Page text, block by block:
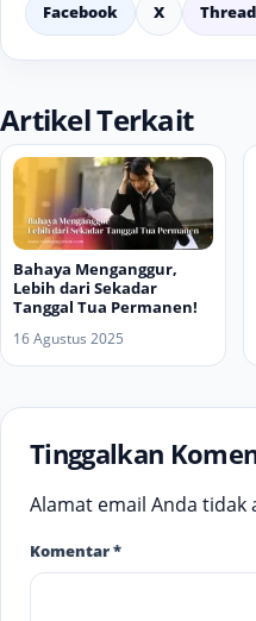
Facebook X
Artikel Terkait
Bahaya Menganggur,
Lebih dari Sekadar
Tanggal Tua Permanen!
16 Agustus 2025
Tinggalkan
Alamat email Anda tidak
Komentar*